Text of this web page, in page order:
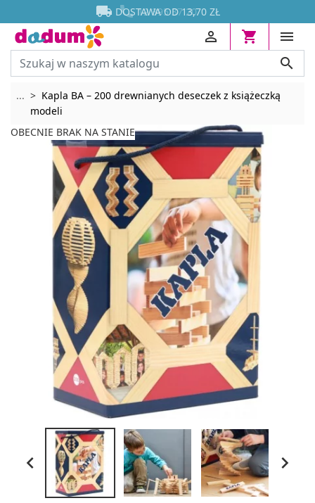

 DOSTAWA OD 13,70 ZŁ






... Rozwiń breadcrumbs
Kapla BA – 200 drewnianych deseczek z książeczką
modeli
OBECNIE BRAK NA STANIE
 